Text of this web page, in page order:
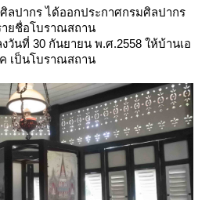
ลปากร ได้ออกประกาศกรมศิลปากร
ายชื่อโบราณสถาน
นที่ 30 กันยายน พ.ศ.2558 ให้บ้านเอ
เป็นโบราณสถาน